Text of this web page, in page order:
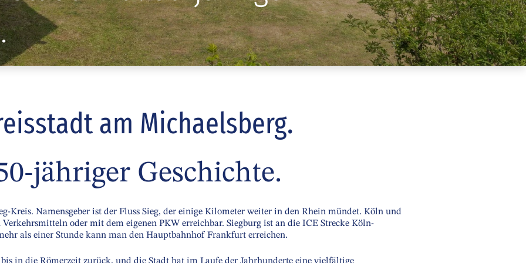
am Michaelsberg.
jähriger Geschichte.
Kreis. Namensgeber ist der Fluss Sieg, der einige Kilometer weiter in den Rhein mündet. Köln und
oder mit dem eigenen PKW erreichbar. Siegburg ist an die ICE Strecke Köln-
als einer Stunde kann man den Hauptbahnhof Frankfurt erreichen.